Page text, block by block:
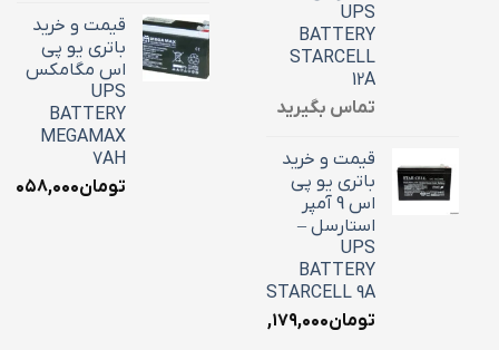
UPS
BATTERY
STARCELL
12A
تماس بگیرید
قیمت و خرید
باتری یو پی
اس 9 آمپر
استارسل –
UPS
BATTERY
STARCELL 9A
تومان۳,۱۷۹,۰۰۰
قیمت و خرید
باتری یو پی
اس مگامکس
UPS
BATTERY
MEGAMAX
7AH
تومان